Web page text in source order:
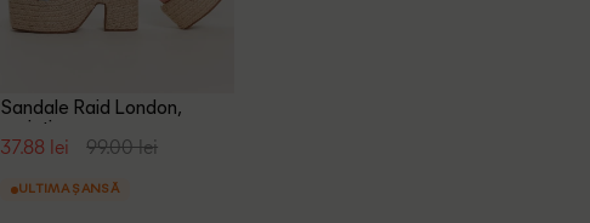
Sandale Raid London,
argintiu
37.88 lei 99.00 lei
ULTIMA ȘANSĂ